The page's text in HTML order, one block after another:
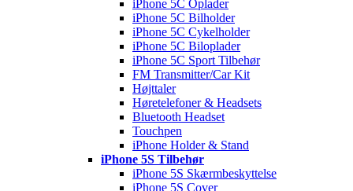
iPhone 5C Oplader
iPhone 5C Bilholder
iPhone 5C Cykelholder
iPhone 5C Biloplader
iPhone 5C Sport Tilbehør
FM Transmitter/Car Kit
Højttaler
Høretelefoner & Headsets
Bluetooth Headset
Touchpen
iPhone Holder & Stand
iPhone 5S Tilbehør
iPhone 5S Skærmbeskyttelse
iPhone 5S Cover